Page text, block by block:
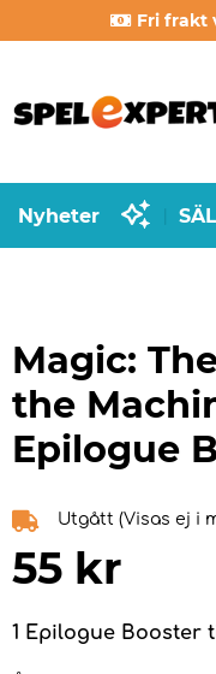
Fri frakt
Nyheter
Magic:
the
Epilogue
Utgått (Visas ej i
55 kr
1 Epilogue Booster